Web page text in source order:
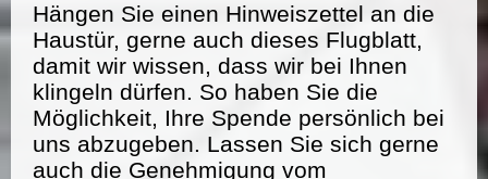
Hängen Sie einen Hinweiszettel an die
Haustür, gerne auch dieses Flugblatt,
damit wir wissen, dass wir bei Ihnen
klingeln dürfen. So haben Sie die
Möglichkeit, Ihre Spende persönlich bei
uns abzugeben. Lassen Sie sich gerne
auch die Genehmigung vom